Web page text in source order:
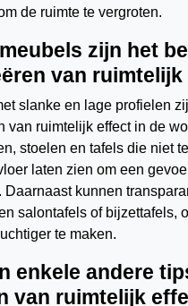
de ruimte te vergroten.
zijn het
van
slanke en lage profielen
van ruimtelijk effect in de
stoelen en tafels die niet
laten zien om een
Daarnaast kunnen
salontafels of bijzettafels,
te maken.
enkele andere
van ruimtelijk